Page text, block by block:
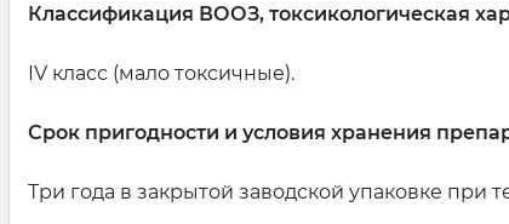
Классификация ВООЗ, токсикологическая
ІV класс (мало токсичные).
Срок пригодности и условия хранения
Три года в закрытой заводской упаковке при